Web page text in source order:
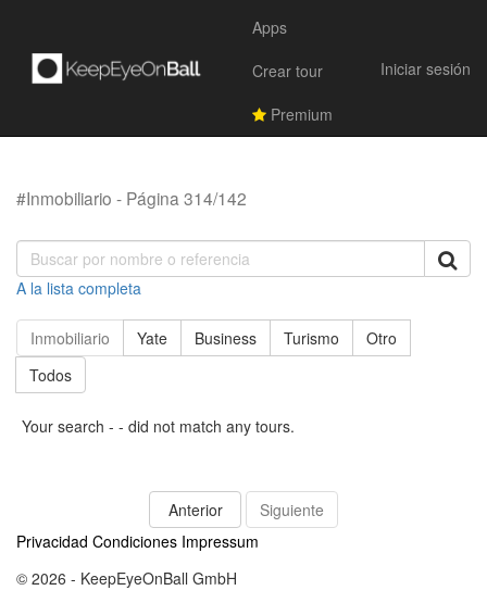
Apps
Crear tour
Premium
Iniciar sesión
#Inmobiliario - Página 314/142
A la lista completa
Inmobiliario Yate Business Turismo
Otro
Todos
Your search - - did not match any tours.
Anterior
Siguiente
Privacidad Condiciones Impressum
© 2026 - KeepEyeOnBall GmbH